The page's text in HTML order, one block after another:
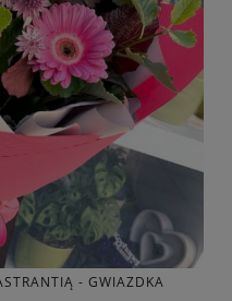
- GWIAZDKA